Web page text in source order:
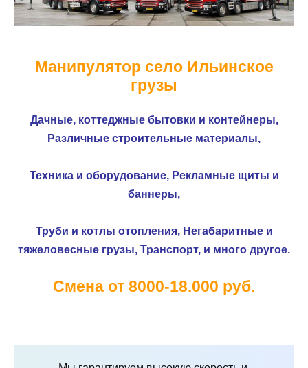
Манипулятор село Ильинское
грузы
Дачные, коттеджные бытовки и контейнеры,
Различные строительные материалы,
Техника и оборудование, Рекламные щиты и
баннеры,
Труби и котлы отопления, Негабаритные и
тяжеловесные грузы, Транспорт, и много другое.
Смена от 8000-18.000 руб.